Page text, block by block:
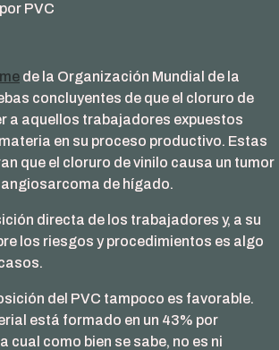
de la Organización Mundial de la
concluyentes de que el cloruro de
a aquellos trabajadores expuestos
en su proceso productivo. Estas
que el cloruro de vinilo causa un tumor
de hígado.
directa de los trabajadores y, a su
los riesgos y procedimientos es algo
del PVC tampoco es favorable.
está formado en un 43% por
cual como bien se sabe, no es ni